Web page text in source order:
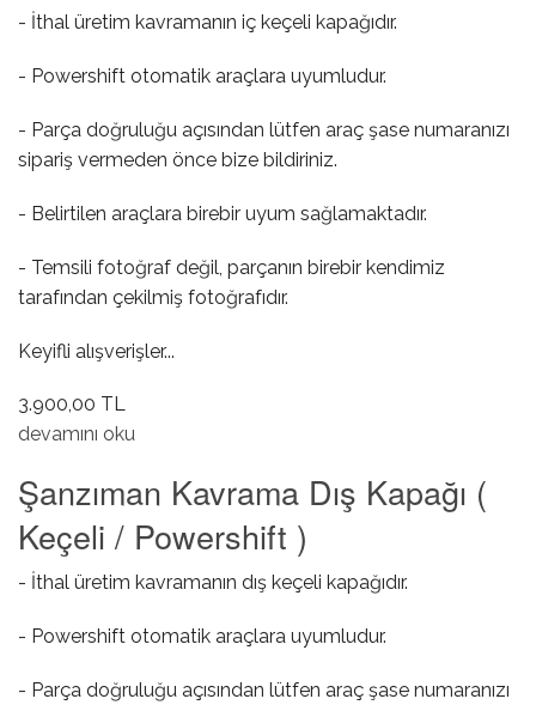
- İthal üretim kavramanın iç keçeli kapağıdır.
- Powershift otomatik araçlara uyumludur.
- Parça doğruluğu açısından lütfen araç şase numaranızı
sipariş vermeden önce bize bildiriniz.
- Belirtilen araçlara birebir uyum sağlamaktadır.
- Temsili fotoğraf değil, parçanın birebir kendimiz
tarafından çekilmiş fotoğrafıdır.
Keyifli alışverişler...
3.900,00 TL
Şanzıman Kavrama İç Kapağı ( Keçeli / Powershift )
devamını oku
Şanzıman Kavrama Dış Kapağı (
Keçeli / Powershift )
- İthal üretim kavramanın dış keçeli kapağıdır.
- Powershift otomatik araçlara uyumludur.
- Parça doğruluğu açısından lütfen araç şase numaranızı